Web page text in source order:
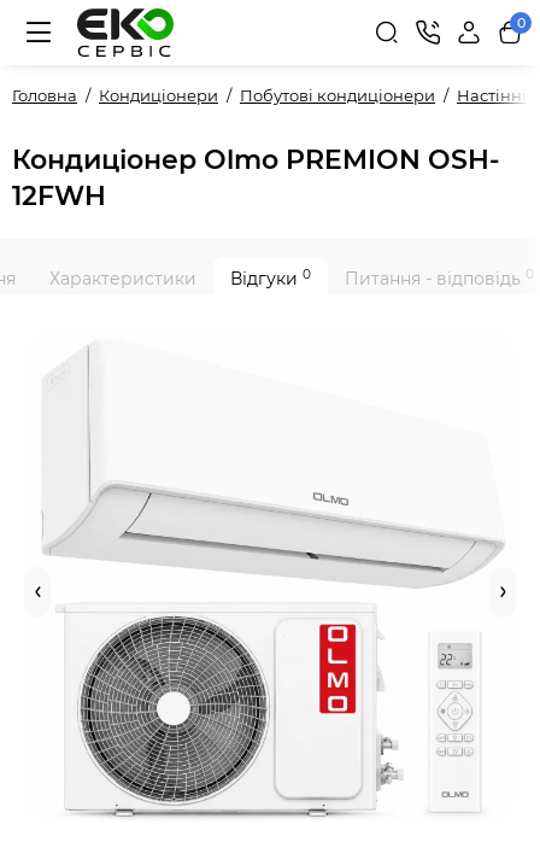
0
Головна Кондиціонери Побутові кондиціонери Настінні
Кондиціонер Olmo PREMION OSH-
12FWH
Характеристики Відгуки 0 Питання - відповідь 0